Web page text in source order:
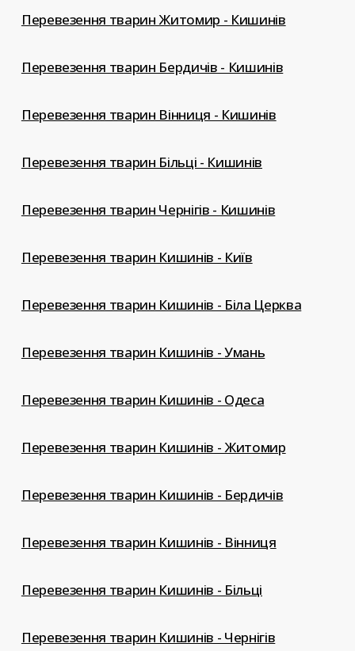
Перевезення тварин Житомир - Кишинів
Перевезення тварин Бердичів - Кишинів
Перевезення тварин Вінниця - Кишинів
Перевезення тварин Більці - Кишинів
Перевезення тварин Чернігів - Кишинів
Перевезення тварин Кишинів - Київ
Перевезення тварин Кишинів - Біла Церква
Перевезення тварин Кишинів - Умань
Перевезення тварин Кишинів - Одеса
Перевезення тварин Кишинів - Житомир
Перевезення тварин Кишинів - Бердичів
Перевезення тварин Кишинів - Вінниця
Перевезення тварин Кишинів - Більці
Перевезення тварин Кишинів - Чернігів